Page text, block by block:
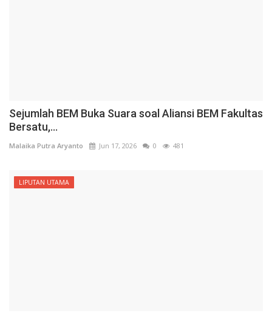
Sejumlah BEM Buka Suara soal Aliansi BEM Fakultas
Bersatu,...
Malaika Putra Aryanto Jun 17, 2026 0 481
LIPUTAN UTAMA